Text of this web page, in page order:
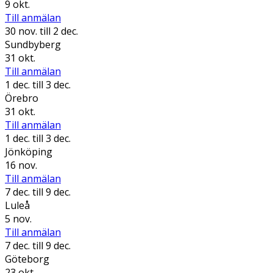
9 okt.
Till anmälan
30 nov. till 2 dec.
Sundbyberg
31 okt.
Till anmälan
1 dec. till 3 dec.
Örebro
31 okt.
Till anmälan
1 dec. till 3 dec.
Jönköping
16 nov.
Till anmälan
7 dec. till 9 dec.
Luleå
5 nov.
Till anmälan
7 dec. till 9 dec.
Göteborg